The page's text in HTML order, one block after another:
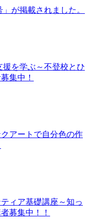
が掲載されました。
を学ぶ～不登校とひ
集中！
アートで自分色の作
ィア基礎講座～知っ
募集中！！